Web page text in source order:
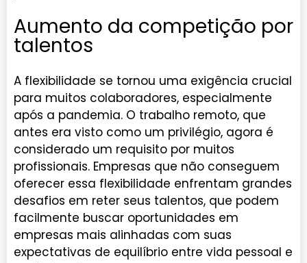
Aumento da competição por
talentos
A flexibilidade se tornou uma exigência crucial
para muitos colaboradores, especialmente
após a pandemia. O trabalho remoto, que
antes era visto como um privilégio, agora é
considerado um requisito por muitos
profissionais. Empresas que não conseguem
oferecer essa flexibilidade enfrentam grandes
desafios em reter seus talentos, que podem
facilmente buscar oportunidades em
empresas mais alinhadas com suas
expectativas de equilíbrio entre vida pessoal e